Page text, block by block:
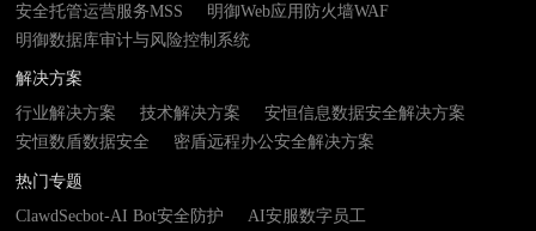
安全托管运营服务MSS
明御Web应用防火墙WAF
明御数据库审计与风险控制系统
解决方案
行业解决方案
技术解决方案
安恒信息数据安全解决方案
安恒数盾数据安全
密盾远程办公安全解决方案
热门专题
ClawdSecbot-AI Bot安全防护
AI安服数字员工